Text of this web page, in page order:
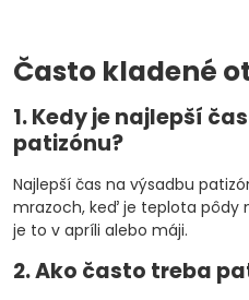
Často kladené
1. Kedy je najlepší
patizónu?
Najlepší čas na výsadbu
mrazoch, keď je teplota pôdy
je to v apríli alebo máji.
2. Ako často treba